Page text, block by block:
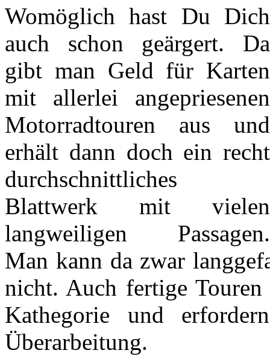
Womöglich hast Du Dich
auch schon geärgert. Da
gibt man Geld für Karten
mit allerlei angepriesenen
Motorradtouren aus und
erhält dann doch ein recht
durchschnittliches
Blattwerk mit vielen
langweiligen Passagen.
Man kann da zwar
nicht. Auch fertige
Kathegorie und
Überarbeitung.